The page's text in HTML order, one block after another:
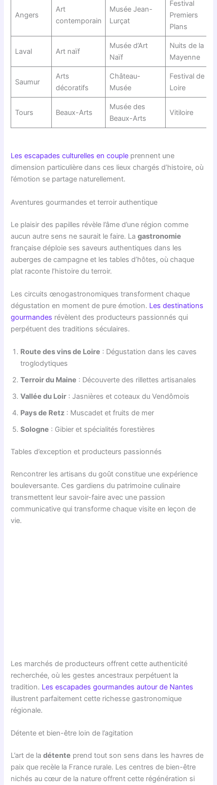
Angers
Art
contemporain
Musée Jean-
Lurçat
Festival
Premiers
Plans
Laval Art naïf
Musée d’Art
Naïf
Nuits de la
Mayenne
Saumur
Arts
décoratifs
Château-
Musée
Festival de
Loire
Tours Beaux-Arts
Musée des
Beaux-Arts
Vitiloire
Les escapades culturelles en couple prennent une
dimension particulière dans ces lieux chargés d’histoire, où
l’émotion se partage naturellement.
Aventures gourmandes et terroir authentique
Le plaisir des papilles révèle l’âme d’une région comme
aucun autre sens ne saurait le faire. Lagastronomie
française déploie ses saveurs authentiques dans les
auberges de campagne et les tables d’hôtes, où chaque
plat raconte l’histoire du terroir.
Les circuits œnogastronomiques transforment chaque
dégustation en moment de pure émotion. Les destinations
gourmandes révèlent des producteurs passionnés qui
perpétuent des traditions séculaires.
Route des vins de Loire : Dégustation dans les caves
troglodytiques
Terroir du Maine : Découverte des rillettes artisanales
Vallée du Loir : Jasnières et coteaux du Vendômois
Pays de Retz : Muscadet et fruits de mer
Sologne : Gibier et spécialités forestières
Tables d’exception et producteurs passionnés
Rencontrer les artisans du goût constitue une expérience
bouleversante. Ces gardiens du patrimoine culinaire
transmettent leur savoir-faire avec une passion
communicative qui transforme chaque visite en leçon de
vie.
Les marchés de producteurs offrent cette authenticité
recherchée, où les gestes ancestraux perpétuent la
tradition. Les escapades gourmandes autour de Nantes
illustrent parfaitement cette richesse gastronomique
régionale.
Détente et bien-être loin de l’agitation
L’art de ladétente prend tout son sens dans les havres de
paix que recèle la France rurale. Les centres de bien-être
nichés au cœur de la nature offrent cette régénération si